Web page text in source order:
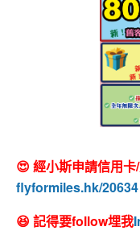
😍 經小斯申請信用卡
flyformiles.hk/20634
😆 記得要follow埋我